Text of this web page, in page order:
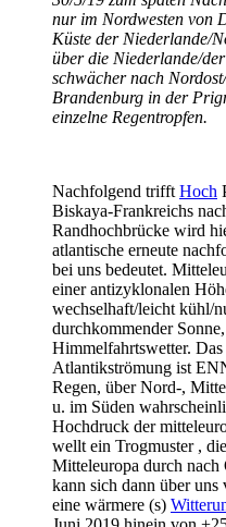
nur im Nordwesten von
Küste der Niederlande/
über die Niederlande/
schwächer nach
Brandenburg in der
einzelne Regentropfen.
Nachfolgend trifft Hoch
Biskaya-Frankreichs
Randhochbrücke wird
atlantische erneute
bei uns bedeutet.
einer antizyklonalen
wechselhaft/leicht kühl/
durchkommender
Himmelfahrtswetter. Das
Atlantikströmung ist
Regen, über Nord-,
u. im Süden
Hochdruck der
wellt ein Trogmuster ,
Mitteleuropa durch nach
kann sich dann über uns
eine wärmere (s)